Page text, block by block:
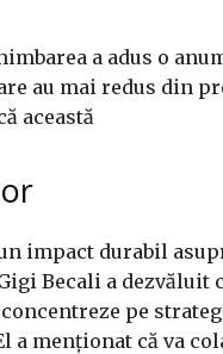
a adus o
au mai redus din
această
impact durabil
Becali a dezvăluit
pe
a menționat că va